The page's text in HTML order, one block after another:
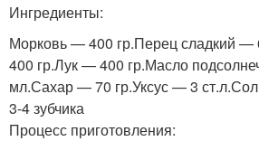
Ингредиенты:
Морковь — 400 гр.Перец сладкий
400 гр.Лук — 400 гр.Масло
мл.Сахар — 70 гр.Уксус — 3
3-4 зубчика
Процесс приготовления: